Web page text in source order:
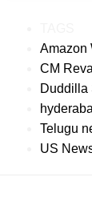
Amazon
CM
Duddilla
Telugu
US